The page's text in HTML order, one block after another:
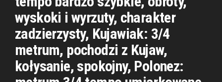
wyskoki i wyrzuty, charakter
zadzierzysty, Kujawiak: 3/4
metrum, pochodzi z Kujaw,
kołysanie, spokojny, Polonez: